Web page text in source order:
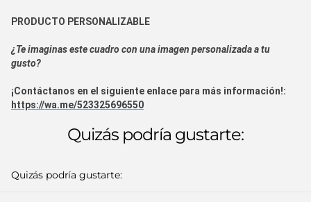
PRODUCTO PERSONALIZABLE
¿Te imaginas este cuadro con una imagen personalizada a tu
gusto?
¡Contáctanos en el siguiente enlace para más información!:
https://wa.me/523325696550
Quizás podría gustarte:
Quizás podría gustarte: